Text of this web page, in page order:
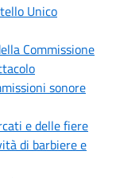
Unico
Commissione
sonore
e delle fiere
di barbiere e